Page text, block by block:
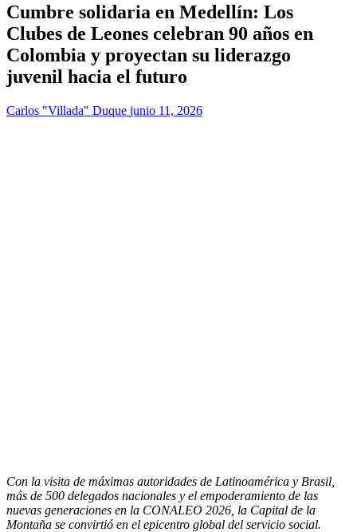
Cumbre solidaria en Medellín: Los
Clubes de Leones celebran 90 años en
Colombia y proyectan su liderazgo
juvenil hacia el futuro
Carlos "Villada" Duque junio 11, 2026
Con la visita de máximas autoridades de Latinoamérica y Brasil,
más de 500 delegados nacionales y el empoderamiento de las
nuevas generaciones en la CONALEO 2026, la Capital de la
Montaña se convirtió en el epicentro global del servicio social.